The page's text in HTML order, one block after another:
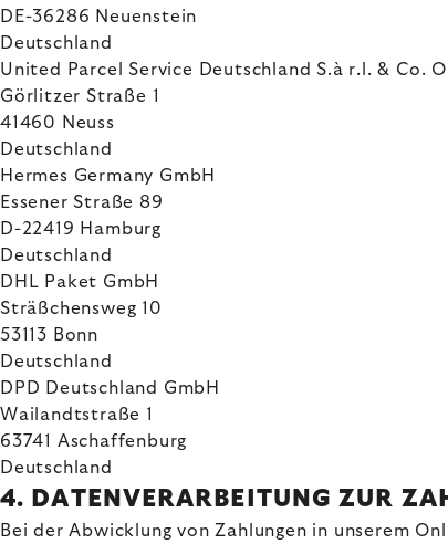
DE-36286 Neuenstein
Deutschland
United Parcel Service Deutschland S.à r.l. & Co.
Görlitzer Straße 1
41460 Neuss
Deutschland
Hermes Germany GmbH
Essener Straße 89
D-22419 Hamburg
Deutschland
DHL Paket GmbH
Sträßchensweg 10
53113 Bonn
Deutschland
DPD Deutschland GmbH
Wailandtstraße 1
63741 Aschaffenburg
Deutschland
4. DATENVERARBEITUNG ZUR
Bei der Abwicklung von Zahlungen in unserem